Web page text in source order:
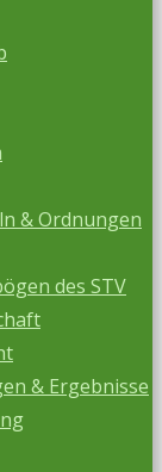
& Ordnungen
des STV
& Ergebnisse